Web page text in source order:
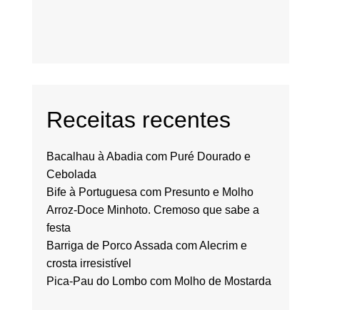
Receitas recentes
Bacalhau à Abadia com Puré Dourado e
Cebolada
Bife à Portuguesa com Presunto e Molho
Arroz-Doce Minhoto. Cremoso que sabe a
festa
Barriga de Porco Assada com Alecrim e
crosta irresistível
Pica-Pau do Lombo com Molho de Mostarda